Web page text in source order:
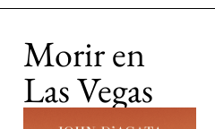
Morir en
Las Vegas